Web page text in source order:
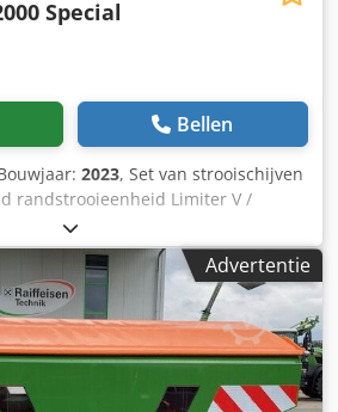
Special
Bellen
2023, Set van strooischijven
randstrooieenheid Limiter V /
steekbaar / strooiwerk
cardanas met slipkoppeling /
ZA-basismachines / vuilvanger S /
Aot Dwh Roc Teck
Advertentie